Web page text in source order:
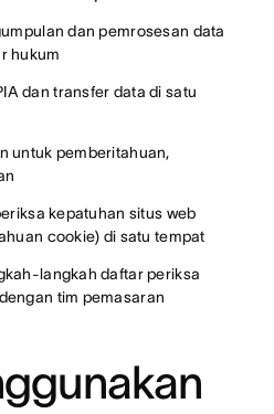
dan pemrosesan data
hukum
dan transfer data di satu
untuk pemberitahuan,
kepatuhan situs web
cookie) di satu tempat
langkah daftar periksa
tim pemasaran